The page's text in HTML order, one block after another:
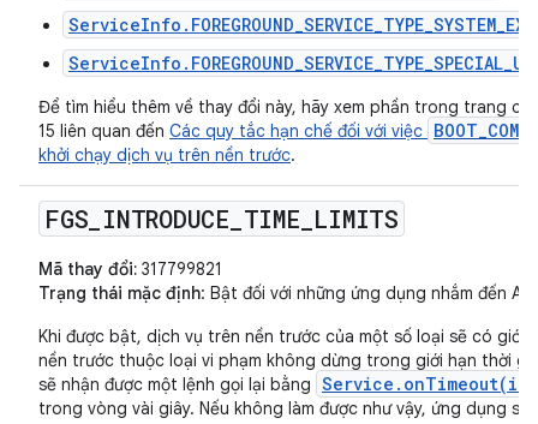
Để tìm hiểu thêm về thay đổi này, hãy xem phần trong trang
15 liên quan đến Các quy tắc hạn chế đối với việc
khởi chạy dịch vụ trên nền trước.
FGS INTRODUCE TIME LIMITS
Mã thay đổi: 317799821
Trạng thái mặc định: Bật đối với những ứng dụng nhắm đến
Khi được bật, dịch vụ trên nền trước của một số loại sẽ có giới
nền trước thuộc loại vi phạm không dừng trong giới hạn thời
sẽ nhận được một lệnh gọi lại bằng
trong vòng vài giây. Nếu không làm được như vậy, ứng dụng sẽ